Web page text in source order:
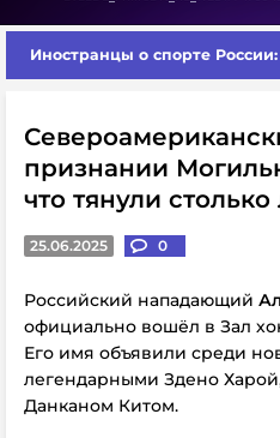
Иностранцы о спорте России:
признании
что тянули столько
25.06.2025 0
Российский нападающий
официально вошёл в Зал
Его имя объявили среди
легендарными Здено
Данканом Китом.